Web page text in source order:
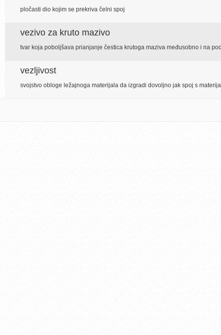
pločasti dio kojim se prekriva čelni spoj
vezivo za kruto mazivo
tvar koja poboljšava prianjanje čestica krutoga maziva međusobno i na
vezljivost
svojstvo obloge ležajnoga materijala da izgradi dovoljno jak spoj s